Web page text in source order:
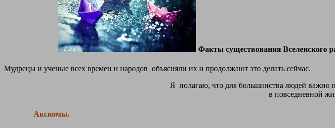
Факты существования Вселенского
Мудрецы и ученые всех времен и народов объясняли их и продолжают это делать сейчас.
Я полагаю, что для большинства людей важно
в повседневной
Аксиомы.